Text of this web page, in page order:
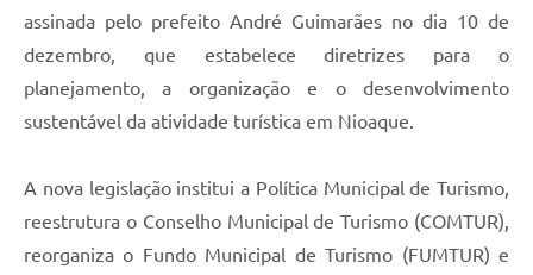
assinada pelo prefeito André Guimarães no dia 10 de
dezembro, que estabelece diretrizes para o
planejamento, a organização e o desenvolvimento
sustentável da atividade turística em Nioaque.
A nova legislação institui a Política Municipal de Turismo,
reestrutura o Conselho Municipal de Turismo (COMTUR),
reorganiza o Fundo Municipal de Turismo (FUMTUR) e